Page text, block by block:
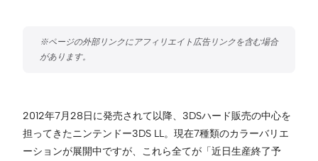
2012年7月28日に発売されて以降、3DSハード販売の中心を
担ってきたニンテンドー3DS LL。現在7種類のカラーバリエ
ーションが展開中ですが、これら全てが「近日生産終了予